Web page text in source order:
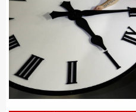
ΥΑΤ/ΥΜΕΤ